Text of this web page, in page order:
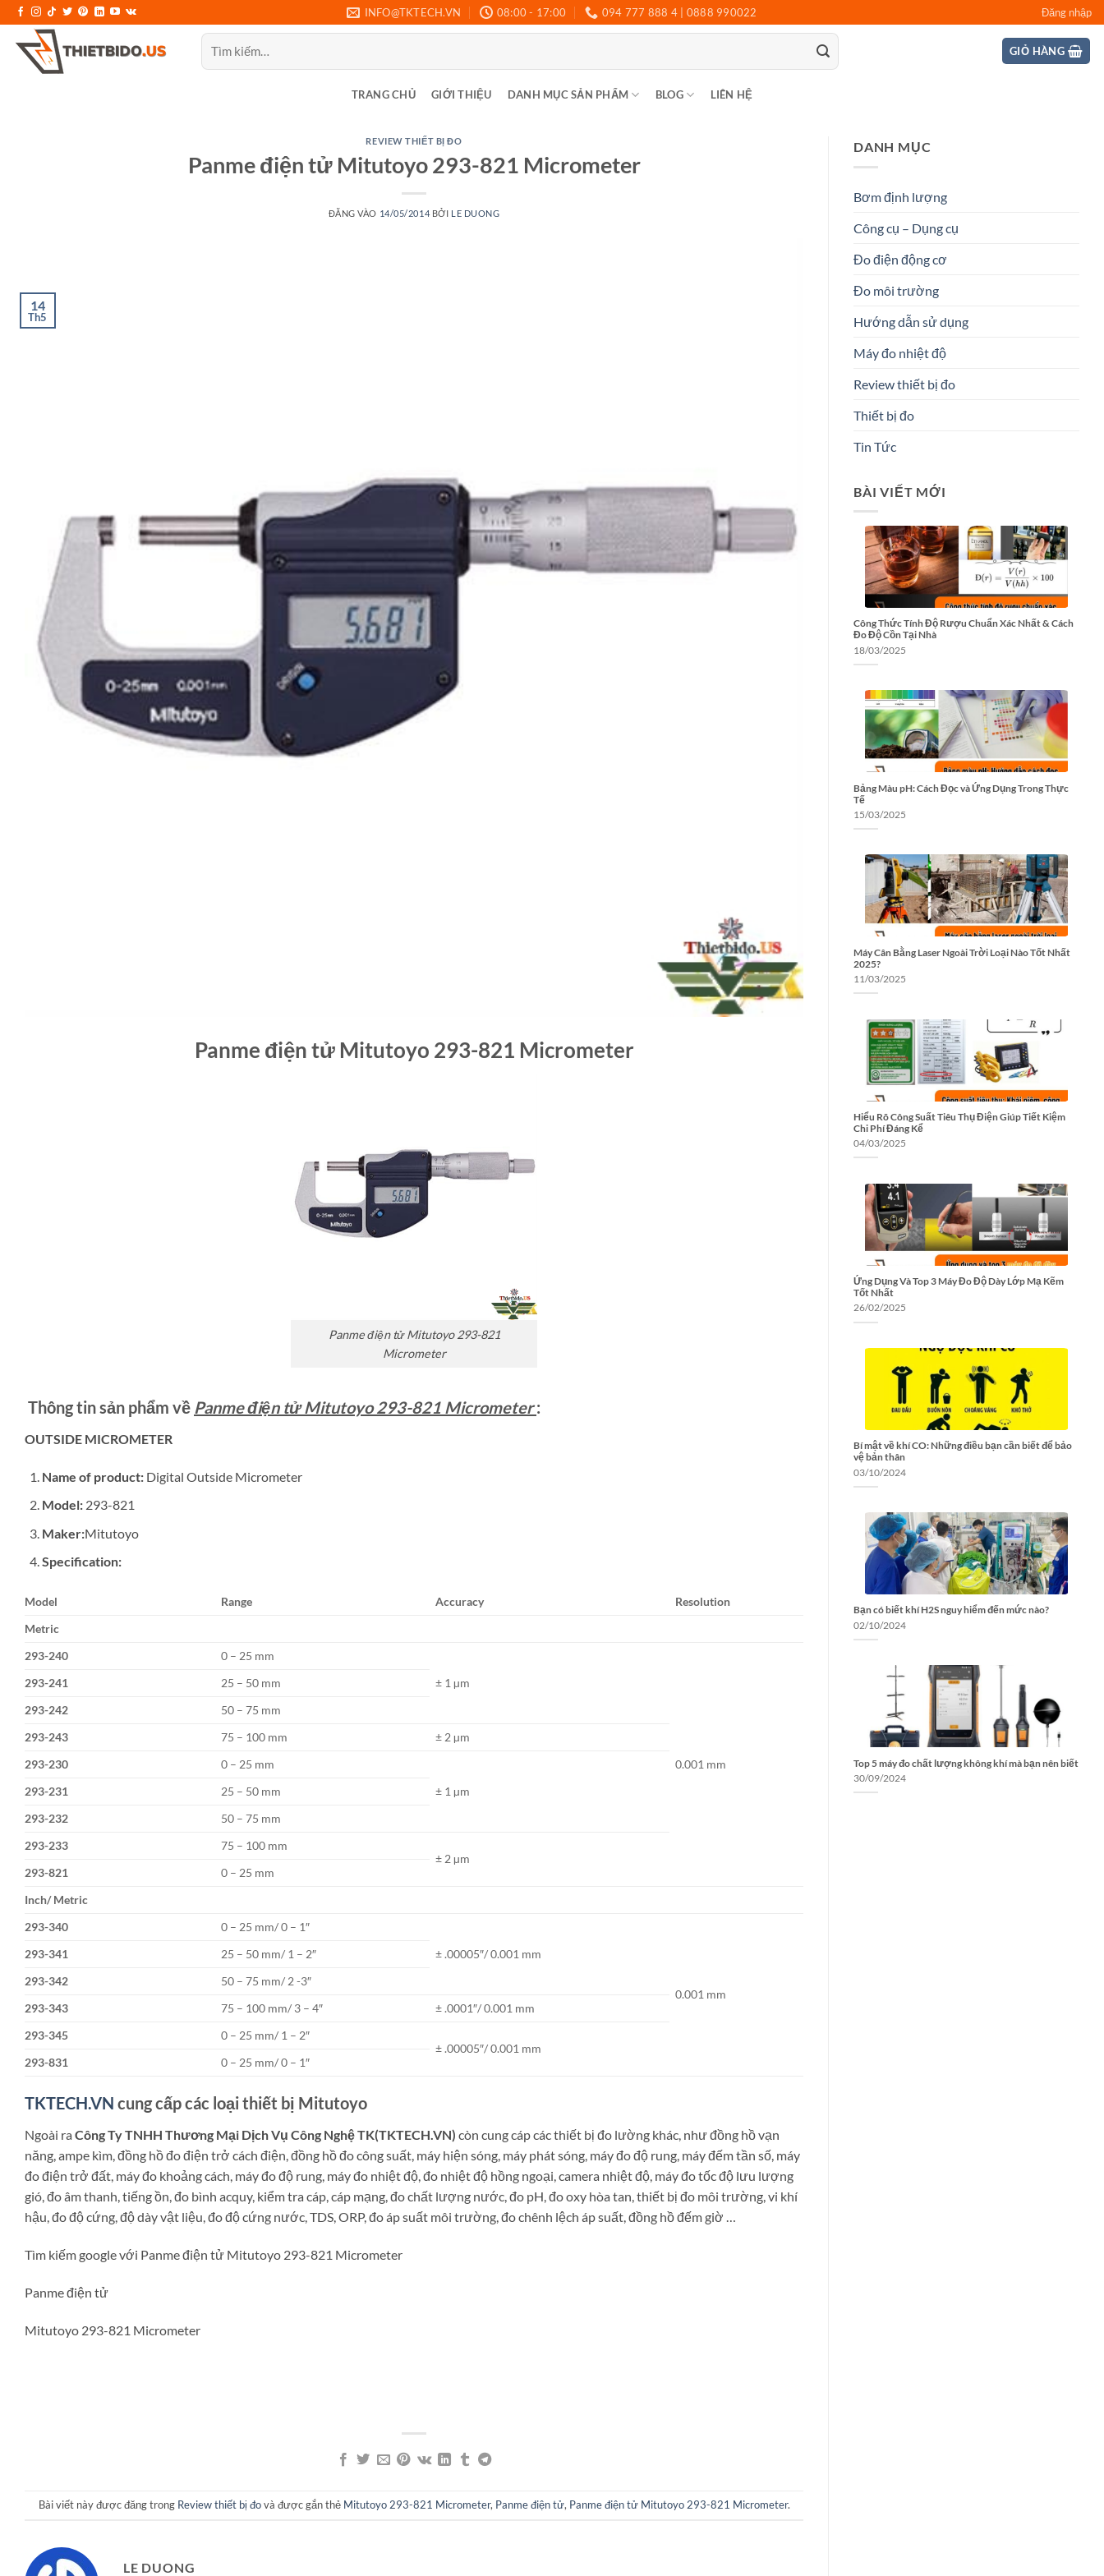
qua
nội
INFO@TKTECH.VN 08:00 - 17:00 094 777 888 4 | 0888 990022 Đăng nhập
Tìm
kiếm:
GIỎ HÀNG
TRANG CHỦ GIỚI THIỆU DANH MỤC SẢN PHẨM BLOG LIÊN HỆ
REVIEW THIẾT BỊ ĐO
Panme điện tử Mitutoyo 293-821 Micrometer
ĐĂNG VÀO 14/05/2014 BỞI LE DUONG
14
Th5
Panme điện tử Mitutoyo 293-821 Micrometer
Panme điện tử Mitutoyo 293-821
Micrometer
Thông tin sản phẩm về Panme điện tử Mitutoyo 293-821 Micrometer:
OUTSIDE MICROMETER
Name of product: Digital Outside Micrometer
Model: 293-821
Maker:Mitutoyo
Specification:
Model Range Accuracy
Resolution
Metric
293-240
0 – 25 mm
± 1 µm
0.001 mm
293-241
25 – 50 mm
293-242
50 – 75 mm
293-243
75 – 100 mm
± 2 µm
293-230
0 – 25 mm
± 1 µm
293-231
25 – 50 mm
293-232
50 – 75 mm
293-233
75 – 100 mm
± 2 µm
293-821
0 – 25 mm
Inch/ Metric
293-340
0 – 25 mm/ 0 – 1″
± .00005″/ 0.001 mm
0.001 mm
293-341
25 – 50 mm/ 1 – 2″
293-342
50 – 75 mm/ 2 -3″
293-343
75 – 100 mm/ 3 – 4″
± .0001″/ 0.001 mm
293-345
0 – 25 mm/ 1 – 2″
± .00005″/ 0.001 mm
293-831
0 – 25 mm/ 0 – 1″
TKTECH.VN cung cấp các loại thiết bị Mitutoyo
Ngoài ra Công Ty TNHH Thương Mại Dịch Vụ Công Nghệ TK(TKTECH.VN) còn cung cáp các thiết bị đo lường khác, như đồng hồ vạn
năng, ampe kìm, đồng hồ đo điện trở cách điện, đồng hồ đo công suất, máy hiện sóng, máy phát sóng, máy đo độ rung, máy đếm tần số, máy
đo điện trở đất, máy đo khoảng cách, máy đo độ rung, máy đo nhiệt độ, đo nhiệt độ hồng ngoại, camera nhiệt độ, máy đo tốc độ lưu lượng
gió, đo âm thanh, tiếng ồn, đo bình acquy, kiểm tra cáp, cáp mạng, đo chất lượng nước, đo pH, đo oxy hòa tan, thiết bị đo môi trường, vi khí
hậu, đo độ cứng, độ dày vật liệu, đo độ cứng nước, TDS, ORP, đo áp suất môi trường, đo chênh lệch áp suất, đồng hồ đếm giờ …
Tìm kiếm google với Panme điện tử Mitutoyo 293-821 Micrometer
Panme điện tử
Mitutoyo 293-821 Micrometer
Bài viết này được đăng trong Review thiết bị đovà được gắn thẻ Mitutoyo 293-821 Micrometer, Panme điện tử, Panme điện tử Mitutoyo 293-821 Micrometer.
LE DUONG
DANH MỤC
Bơm định lượng
Công cụ – Dụng cụ
Đo điện động cơ
Đo môi trường
Hướng dẫn sử dụng
Máy đo nhiệt độ
Review thiết bị đo
Thiết bị đo
Tin Tức
BÀI VIẾT MỚI
Công Thức Tính Độ Rượu Chuẩn Xác Nhất & Cách
Đo Độ Cồn Tại Nhà
18/03/2025
Bảng Màu pH: Cách Đọc và Ứng Dụng Trong Thực
Tế
15/03/2025
Máy Cân Bằng Laser Ngoài Trời Loại Nào Tốt Nhất
2025?
11/03/2025
Hiểu Rõ Công Suất Tiêu Thụ Điện Giúp Tiết Kiệm
Chi Phí Đáng Kể
04/03/2025
Ứng Dụng Và Top 3 Máy Đo Độ Dày Lớp Mạ Kẽm
Tốt Nhất
26/02/2025
Bí mật về khí CO: Những điều bạn cần biết để bảo
vệ bản thân
03/10/2024
Bạn có biết khí H2S nguy hiểm đến mức nào?
02/10/2024
Top 5 máy đo chất lượng không khí mà bạn nên biết
30/09/2024